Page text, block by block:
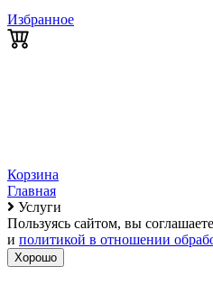
Избранное
Корзина
Главная
Услуги
Пользуясь сайтом, вы
и политикой в отношении
Хорошо